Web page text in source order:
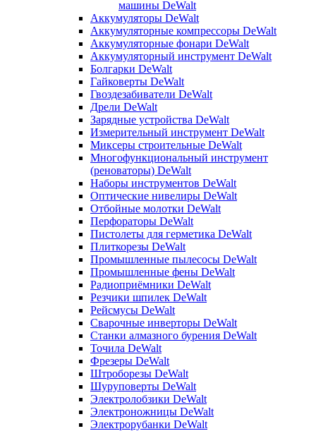
машины DeWalt
Аккумуляторы DeWalt
Аккумуляторные компрессоры DeWalt
Аккумуляторные фонари DeWalt
Аккумуляторный инструмент DeWalt
Болгарки DeWalt
Гайковерты DeWalt
Гвоздезабиватели DeWalt
Дрели DeWalt
Зарядные устройства DeWalt
Измерительный инструмент DeWalt
Миксеры строительные DeWalt
Многофункциональный инструмент
(реноваторы) DeWalt
Наборы инструментов DeWalt
Оптические нивелиры DeWalt
Отбойные молотки DeWalt
Перфораторы DeWalt
Пистолеты для герметика DeWalt
Плиткорезы DeWalt
Промышленные пылесосы DeWalt
Промышленные фены DeWalt
Радиоприёмники DeWalt
Резчики шпилек DeWalt
Рейсмусы DeWalt
Сварочные инверторы DeWalt
Станки алмазного бурения DeWalt
Точила DeWalt
Фрезеры DeWalt
Штроборезы DeWalt
Шуруповерты DeWalt
Электролобзики DeWalt
Электроножницы DeWalt
Электрорубанки DeWalt